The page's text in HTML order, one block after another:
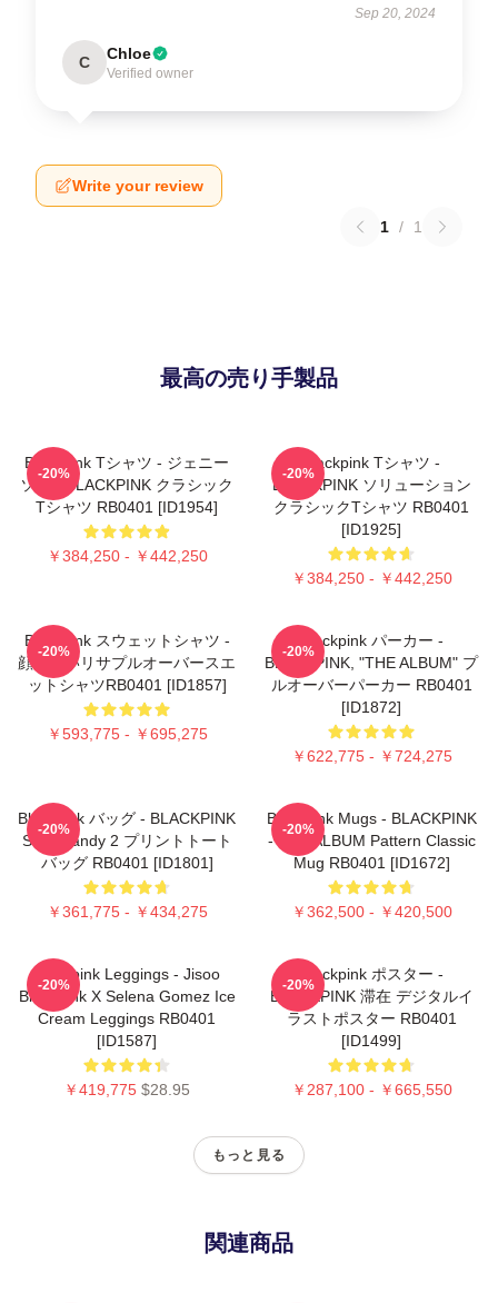
Sep 20, 2024
C Chloe
Verified owner
Write your review
1 / 1
最高の売り手製品
Blackpink Tシャツ - ジェニー
ソロ - BLACKPINK クラシック
Tシャツ RB0401 [ID1954]
￥384,250 - ￥442,250
-20%
Blackpink Tシャツ -
BLACKPINK ソリューション
クラシックTシャツ RB0401
[ID1925]
￥384,250 - ￥442,250
-20%
Blackpink スウェットシャツ -
顔のないリサプルオーバースエ
ットシャツRB0401 [ID1857]
￥593,775 - ￥695,275
-20%
Blackpink パーカー -
BLACKPINK, "THE ALBUM" プ
ルオーバーパーカー RB0401
[ID1872]
￥622,775 - ￥724,275
-20%
Blackpink バッグ - BLACKPINK
Sour Candy 2 プリントトート
バッグ RB0401 [ID1801]
￥361,775 - ￥434,275
-20%
Blackpink Mugs - BLACKPINK
- THE ALBUM Pattern Classic
Mug RB0401 [ID1672]
￥362,500 - ￥420,500
-20%
Blackpink Leggings - Jisoo
BlackPink X Selena Gomez Ice
Cream Leggings RB0401
[ID1587]
￥419,775 $28.95
-20%
Blackpink ポスター -
BLACKPINK 滞在 デジタルイ
ラストポスター RB0401
[ID1499]
￥287,100 - ￥665,550
-20%
もっと見る
関連商品